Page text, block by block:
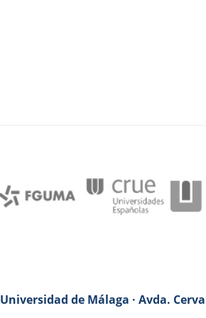
Universidad de Málaga · Avda.